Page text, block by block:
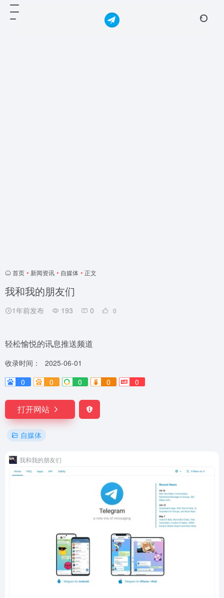
首页 • 新闻资讯 • 自媒体 • 正文
我和我的朋友们
1年前发布 193 0 0
轻松愉悦的讯息推送频道
收录时间：
2025-06-01
0
0 0 0 0
打开网站
自媒体
我和我的朋友们